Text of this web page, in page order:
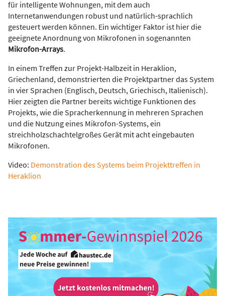
für intelligente Wohnungen, mit dem auch
Internetanwendungen robust und natürlich-sprachlich
gesteuert werden können. Ein wichtiger Faktor ist hier die
geeignete Anordnung von Mikrofonen in sogenannten
Mikrofon-Arrays.
In einem Treffen zur Projekt-Halbzeit in Heraklion,
Griechenland, demonstrierten die Projektpartner das System
in vier Sprachen (Englisch, Deutsch, Griechisch, Italienisch).
Hier zeigten die Partner bereits wichtige Funktionen des
Projekts, wie die Spracherkennung in mehreren Sprachen
und die Nutzung eines Mikrofon-Systems, ein
streichholzschachtelgroßes Gerät mit acht eingebauten
Mikrofonen.
Video: Demonstration des Systems beim Projekttreffen in
Heraklion